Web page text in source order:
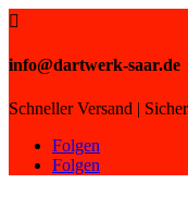

info@dartwerk-saar.de
Schneller Versand |
Folgen
Folgen